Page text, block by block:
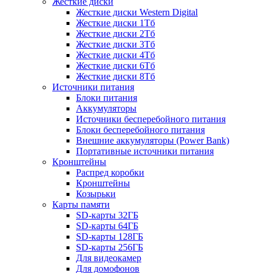
Жесткие диски Western Digital
Жесткие диски 1Тб
Жесткие диски 2Тб
Жесткие диски 3Тб
Жесткие диски 4Тб
Жесткие диски 6Тб
Жесткие диски 8Тб
Источники питания
Блоки питания
Аккумуляторы
Источники бесперебойного питания
Блоки бесперебойного питания
Внешние аккумуляторы (Power Bank)
Портативные источники питания
Кронштейны
Распред коробки
Кронштейны
Козырьки
Карты памяти
SD-карты 32ГБ
SD-карты 64ГБ
SD-карты 128ГБ
SD-карты 256ГБ
Для видеокамер
Для домофонов